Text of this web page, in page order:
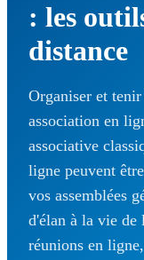
: les
distance
Organiser et
association en
associative
ligne peuvent
vos assemblées
d'élan à la vie de
réunions en